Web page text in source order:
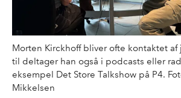
Morten Kirckhoff bliver ofte kontaktet af
til deltager han også i podcasts eller
eksempel Det Store Talkshow på P4.
Mikkelsen